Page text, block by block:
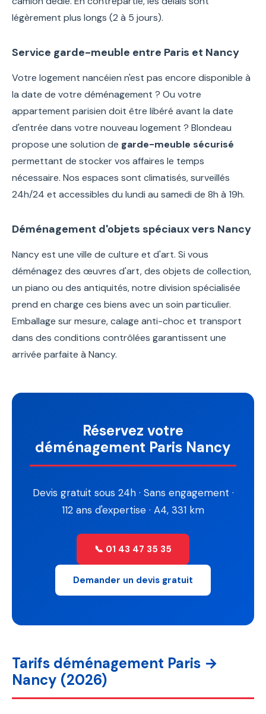
légèrement plus longs (2 à 5 jours).
Service garde-meuble entre Paris et Nancy
Votre logement nancéien n'est pas encore disponible à
la date de votre déménagement ? Ou votre
appartement parisien doit être libéré avant la date
d'entrée dans votre nouveau logement ? Blondeau
propose une solution de garde-meuble sécurisé
permettant de stocker vos affaires le temps
nécessaire. Nos espaces sont climatisés, surveillés
24h/24 et accessibles du lundi au samedi de 8h à 19h.
Déménagement d'objets spéciaux vers Nancy
Nancy est une ville de culture et d'art. Si vous
déménagez des œuvres d'art, des objets de collection,
un piano ou des antiquités, notre division spécialisée
prend en charge ces biens avec un soin particulier.
Emballage sur mesure, calage anti-choc et transport
dans des conditions contrôlées garantissent une
arrivée parfaite à Nancy.
Réservez votre
déménagement Paris Nancy
Devis gratuit sous 24h · Sans engagement ·
112 ans d'expertise · A4, 331 km
📞 01 43 47 35 35
Demander un devis gratuit
Tarifs déménagement Paris →
Nancy (2026)